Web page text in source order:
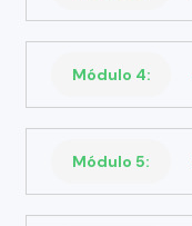
Módulo 4:
Módulo 5: